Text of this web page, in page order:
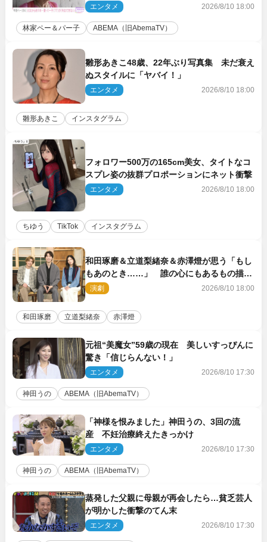
エンタメ 2026/8/10 18:00
林家ペー＆パー子 ABEMA（旧AbemaTV）
雛形あきこ48歳、22年ぶり写真集 未だ衰え
ぬスタイルに「ヤバイ！」
エンタメ 2026/8/10 18:00
雛形あきこ インスタグラム
フォロワー500万の165cm美女、タイトなコ
スプレ姿の抜群プロポーションにネット衝撃
エンタメ 2026/8/10 18:00
ちゆう TikTok インスタグラム
和田琢磨＆立道梨緒奈＆赤澤燈が思う「もし
もあのとき……」 誰の心にもあるもの描く
舞台『回転する夜』に込める思い
演劇 2026/8/10 18:00
和田琢磨 立道梨緒奈 赤澤燈
元祖“美魔女”59歳の現在 美しいすっぴんに
驚き「信じらんない！」
エンタメ 2026/8/10 17:30
神田うの ABEMA（旧AbemaTV）
「神様を恨みました」神田うの、3回の流
産 不妊治療終えたきっかけ
エンタメ 2026/8/10 17:30
神田うの ABEMA（旧AbemaTV）
蒸発した父親に母親が再会したら…貧乏芸人
が明かした衝撃のてん末
エンタメ 2026/8/10 17:30